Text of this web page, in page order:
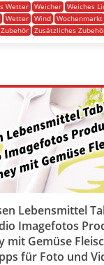
Wetter Weicher Weiches
Wetter Wind Wochenmarkt
Zubehör Zusätzliches
Lebensmittel
Imagefotos
mit Gemüse
für Foto und